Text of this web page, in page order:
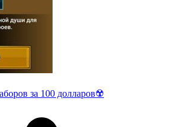
за 100 долларов☢️